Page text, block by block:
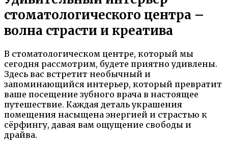
стоматологического центра –
волна страсти и креатива
В стоматологическом центре, который мы
сегодня рассмотрим, будете приятно удивлены.
Здесь вас встретит необычный и
запоминающийся интерьер, который превратит
ваше посещение зубного врача в настоящее
путешествие. Каждая деталь украшения
помещения насыщена энергией и страстью к
сёрфингу, давая вам ощущение свободы и
драйва.